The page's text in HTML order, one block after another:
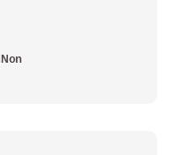
Non